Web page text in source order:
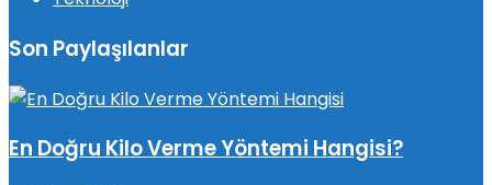
Son Paylaşılanlar
En Doğru Kilo Verme Yöntemi Hangisi?